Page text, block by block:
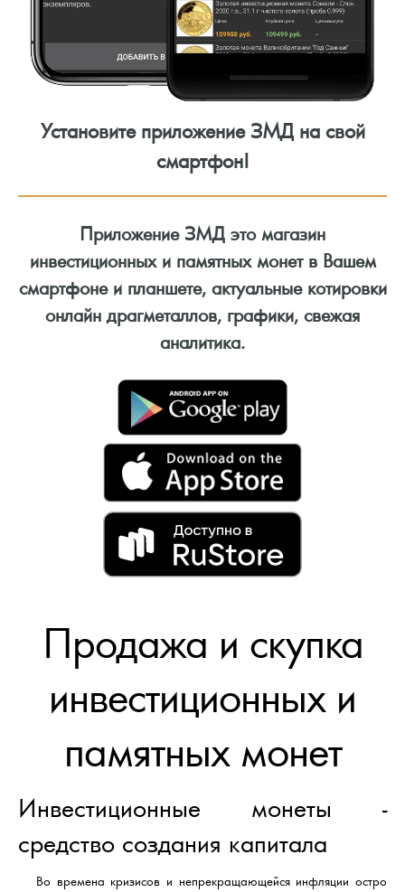
Установите приложение ЗМД на свой
смартфон!
Приложение ЗМД это магазин
инвестиционных и памятных монет в Вашем
смартфоне и планшете, актуальные котировки
онлайн драгметаллов, графики, свежая
аналитика.
Продажа и скупка
инвестиционных и
памятных монет
Инвестиционные монеты -
средство создания капитала
Во времена кризисов и непрекращающейся инфляции остро